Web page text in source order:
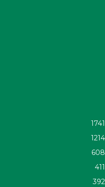
1741
1214
608
411
392